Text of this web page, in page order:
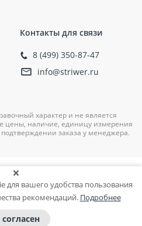
Контакты для связи
8 (499) 350-87-47
info@striwer.ru
характер и не является
цены, наличие, единицу измерения
заказа у менеджера.
вашего удобства пользования
рекомендаций. Подробнее
согласен